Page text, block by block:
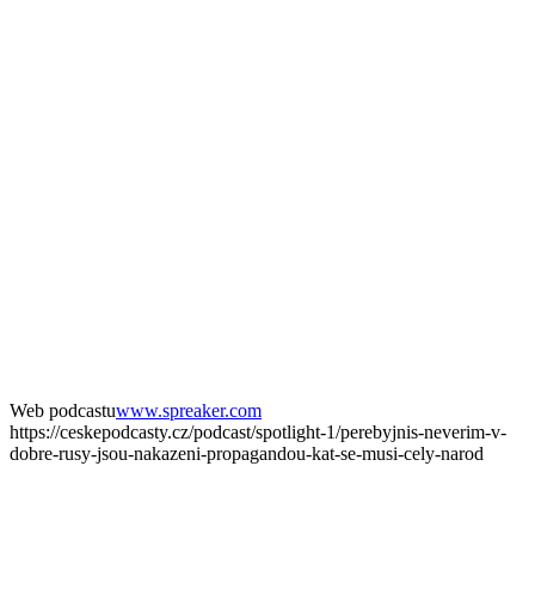
Web podcastuwww.spreaker.com
https://ceskepodcasty.cz/podcast/spotlight-1/perebyjnis-neverim-v-
dobre-rusy-jsou-nakazeni-propagandou-kat-se-musi-cely-narod